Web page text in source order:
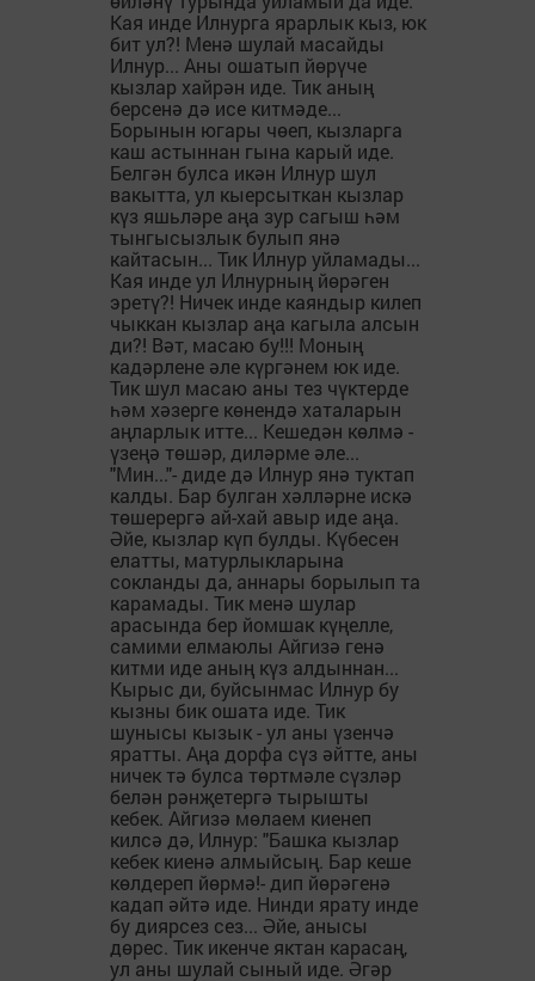
Кая инде Илнурга ярарлык кыз, юк
бит ул?! Менә шулай масайды
Илнур... Аны ошатып йөрүче
кызлар хайрән иде. Тик аның
берсенә дә исе китмәде...
Борынын югары чөеп, кызларга
каш астыннан гына карый иде.
Белгән булса икән Илнур шул
вакытта, ул кыерсыткан кызлар
күз яшьләре аңа зур сагыш һәм
тынгысызлык булып янә
кайтасын... Тик Илнур уйламады...
Кая инде ул Илнурның йөрәген
эретү?! Ничек инде каяндыр килеп
чыккан кызлар аңа кагыла алсын
ди?! Вәт, масаю бу!!! Моның
кадәрлене әле күргәнем юк иде.
Тик шул масаю аны тез чүктерде
һәм хәзерге көнендә хаталарын
аңларлык итте... Кешедән көлмә -
үзеңә төшәр, диләрме әле...
"Мин..."- диде дә Илнур янә туктап
калды. Бар булган хәлләрне искә
төшерергә ай-хай авыр иде аңа.
Әйе, кызлар күп булды. Күбесен
елатты, матурлыкларына
сокланды да, аннары борылып та
карамады. Тик менә шулар
арасында бер йомшак күңелле,
самими елмаюлы Айгизә генә
китми иде аның күз алдыннан...
Кырыс ди, буйсынмас Илнур бу
кызны бик ошата иде. Тик
шунысы кызык - ул аны үзенчә
яратты. Аңа дорфа сүз әйтте, аны
ничек тә булса төртмәле сүзләр
белән рәнҗетергә тырышты
кебек. Айгизә мөлаем киенеп
килсә дә, Илнур: "Башка кызлар
кебек киенә алмыйсың. Бар кеше
көлдереп йөрмә!- дип йөрәгенә
кадап әйтә иде. Нинди ярату инде
бу диярсез сез... Әйе, анысы
дөрес. Тик икенче яктан карасаң,
ул аны шулай сыный иде. Әгәр